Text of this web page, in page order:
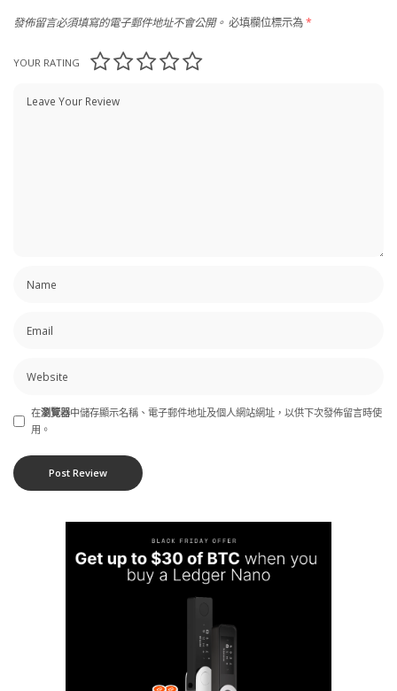
發佈留言必須填寫的電子郵件地址不會公開。 必填欄位標示為*
YOUR RATING
在瀏覽器中儲存顯示名稱、電子郵件地址及個人網站網址，以供下次發佈留言時使
用。